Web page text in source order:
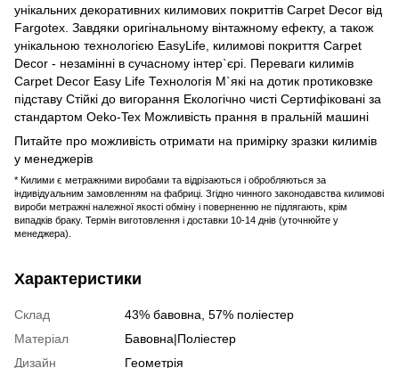
унікальних декоративних килимових покриттів Carpet Decor від
Fargotex. Завдяки оригінальному вінтажному ефекту, а також
унікальною технологією EasyLife, килимові покриття Carpet
Decor - незамінні в сучасному інтер`єрі. Переваги килимів
Carpet Decor Easy Life Технологія М`які на дотик протиковзке
підставу Стійкі до вигорання Екологічно чисті Сертифіковані за
стандартом Oeko-Tex Можливість прання в пральній машині
Питайте про можливість отримати на примірку зразки килимів
у менеджерів
* Килими є метражними виробами та відрізаються і обробляються за
індивідуальним замовленням на фабриці. Згідно чинного законодавства килимові
вироби метражні належної якості обміну і поверненню не підлягають, крім
випадків браку. Термін виготовлення і доставки 10-14 днів (уточнюйте у
менеджера).
Характеристики
Склад
43% бавовна, 57% поліестер
Матеріал
Бавовна|Поліестер
Дизайн
Геометрія